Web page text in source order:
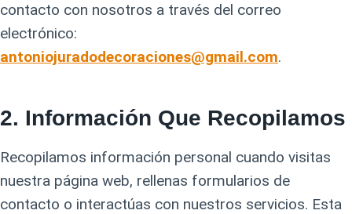
contacto con nosotros a través del correo
electrónico:
antoniojuradodecoraciones@gmail.com.
2. Información Que Recopilamos
Recopilamos información personal cuando visitas
nuestra página web, rellenas formularios de
contacto o interactúas con nuestros servicios. Esta